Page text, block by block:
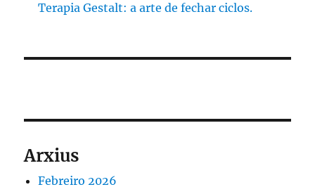
Terapia Gestalt: a arte de fechar ciclos.
Arxius
Febreiro 2026